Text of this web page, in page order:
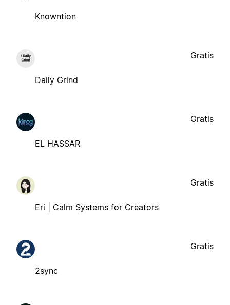
Knowntion
Daily Grind
Gratis
EL HASSAR
Gratis
Eri | Calm Systems for Creators
Gratis
2sync
Gratis